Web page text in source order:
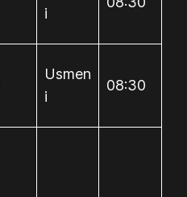
i
Usmen
i
08:30